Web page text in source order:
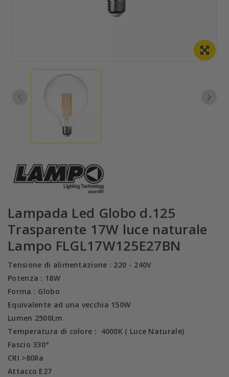
Lampada Led Globo d.125
Trasparente 17W luce naturale
Lampo FLGL17W125E27BN
Tensione di alimentazione : 220 - 240V
Potenza : 18W
Forma : Globo
Equivalente ad una vecchia 150W
Lumen 2500Lm
Temperatura di colore : 4000K ( Luce Naturale)
Fascio 330°
CRI >80Ra
Attacco E27